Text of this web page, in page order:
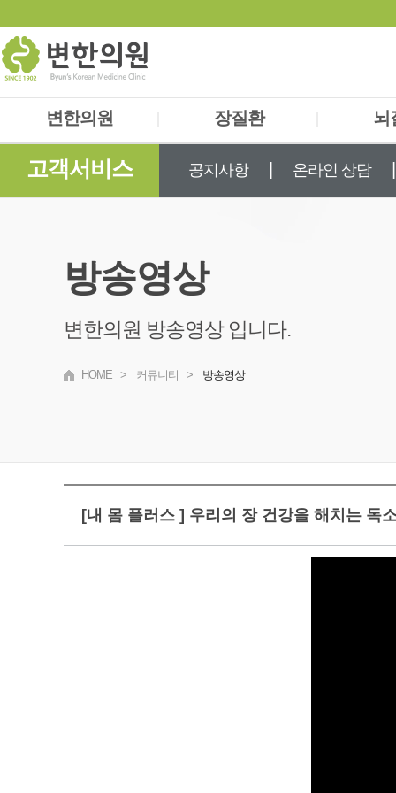
변한의원
의료진소개
검진 및 진단
장질환
과민성대장증후군
소화불량(담적)
뇌
자율신
두통/
고객서비스 공지사항 온라인 상담
방송영상
변한의원 방송영상 입니다.
HOME > 커뮤니티 > 방송영상
[내 몸 플러스 ] 우리의 장 건강을 해치는 독